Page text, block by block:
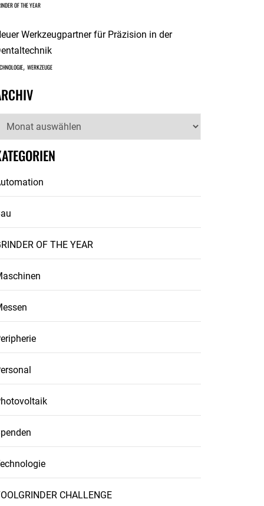
OF THE YEAR
Werkzeugpartner für Präzision in der
, WERKZEUGE
Archiv
OF THE YEAR
CHALLENGE